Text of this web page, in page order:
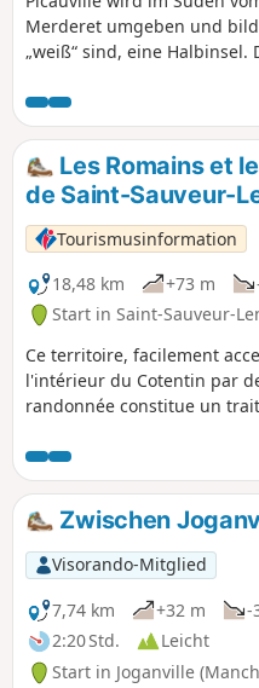
Merderet umgeben und
„weiß“ sind, eine
entlang und taucht dann auf
die Bocage-Landschaft ein.
Les Romains et
de Saint-Sauveur-
Tourismusinformation
18,48 km
+73 m
Start in Saint-Sauveur-
Ce territoire, facilement
l'intérieur du Cotentin par
randonnée constitue un
d'Histoire. C'est un territoire
nombreuses zones
voie romaine (D 535) qui
d'Avranches et Alauna,
Zwischen
Visorando-Mitglied
7,74 km
+32 m
-
2:20 Std.
Leicht
Start in Joganville